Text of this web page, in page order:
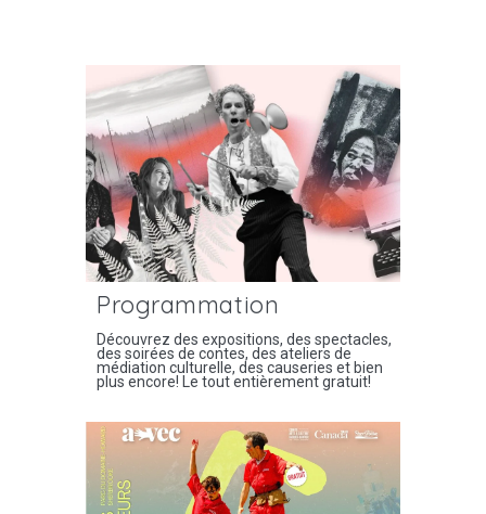
Programmation
Découvrez des expositions, des spectacles,
des soirées de contes, des ateliers de
médiation culturelle, des causeries et bien
plus encore! Le tout entièrement gratuit!